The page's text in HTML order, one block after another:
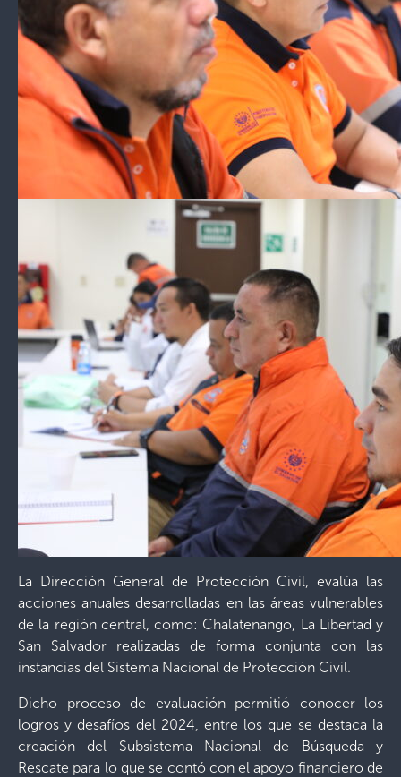
La Dirección General de Protección Civil, evalúa las
acciones anuales desarrolladas en las áreas vulnerables
de la región central, como: Chalatenango, La Libertad y
San Salvador realizadas de forma conjunta con las
instancias del Sistema Nacional de Protección Civil.
Dicho proceso de evaluación permitió conocer los
logros y desafíos del 2024, entre los que se destaca la
creación del Subsistema Nacional de Búsqueda y
Rescate para lo que se contó con el apoyo financiero de